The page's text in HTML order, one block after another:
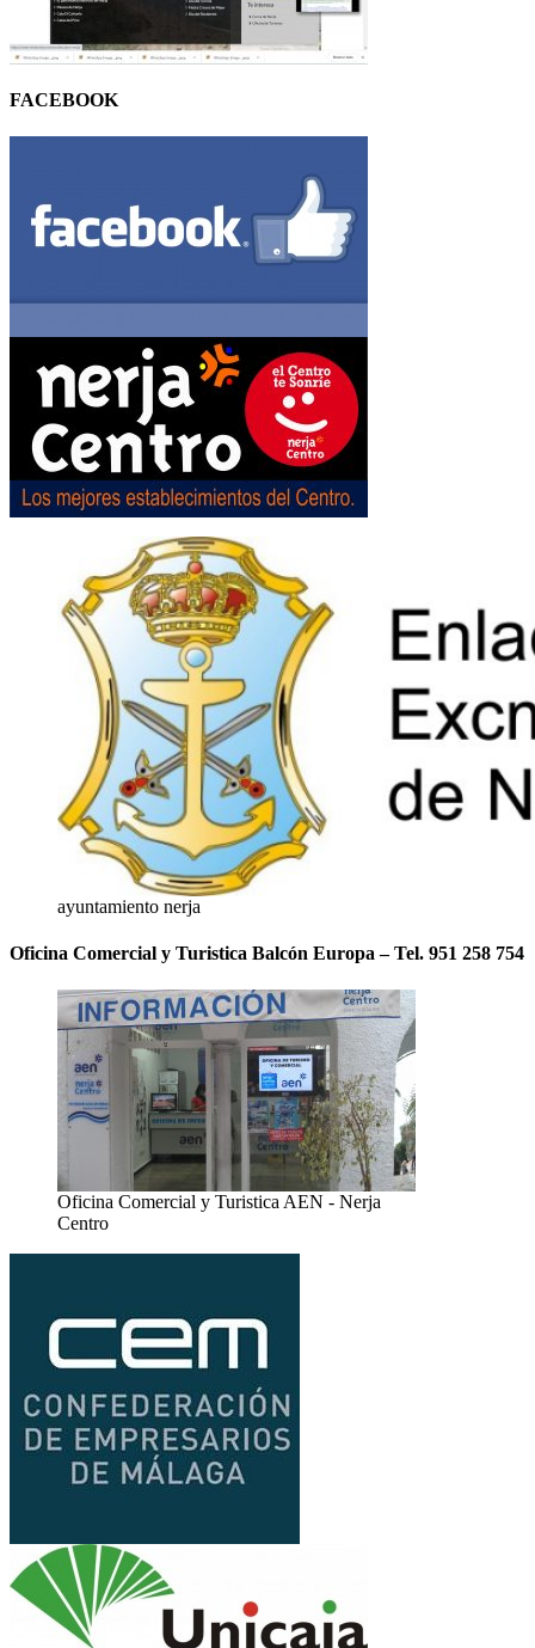
FACEBOOK
ayuntamiento nerja
Oficina Comercial y Turistica Balcón Europa – Tel. 951 258 754
Oficina Comercial y Turistica AEN - Nerja
Centro